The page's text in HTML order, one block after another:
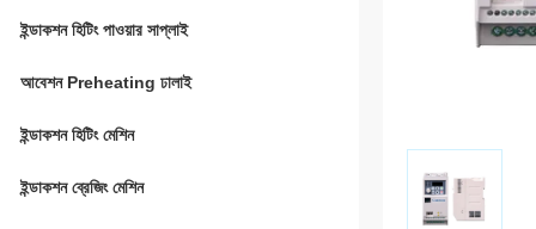
ইন্ডাকশন হিটিং পাওয়ার সাপ্লাই
আবেশন Preheating ঢালাই
ইন্ডাকশন হিটিং মেশিন
ইন্ডাকশন ব্রেজিং মেশিন